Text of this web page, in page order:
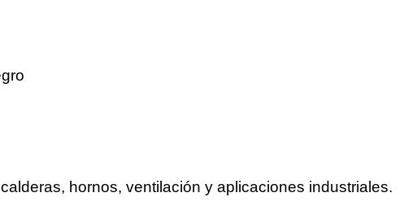
hornos, ventilación y aplicaciones industriales.